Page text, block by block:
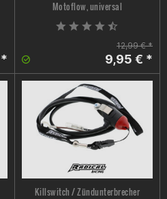
Motoflow, universal
12,99 € *
9,95 € *
Killswitch / Zündunterbrecher